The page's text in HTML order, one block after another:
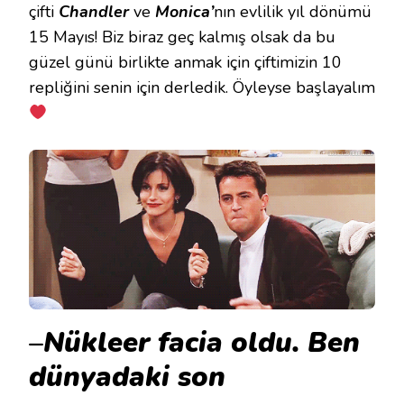
çifti Chandlerve Monica’nın evlilik yıl dönümü
15 Mayıs! Biz biraz geç kalmış olsak da bu
güzel günü birlikte anmak için çiftimizin 10
repliğini senin için derledik. Öyleyse başlayalım
–Nükleer facia oldu. Ben
dünyadaki son